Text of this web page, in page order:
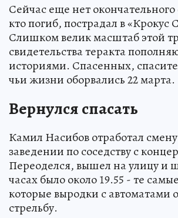
Сейчас еще нет окончательного
кто погиб, пострадал в «Крокус
Слишком велик масштаб этой
свидетельства теракта
историями. Спасенных,
чьи жизни оборвались 22 марта.
Вернулся спасать
Камил Насибов отработал
заведении по соседству с
Переоделся, вышел на улицу и
часах было около 19.55 - те
которые выродки с автоматами
стрельбу.